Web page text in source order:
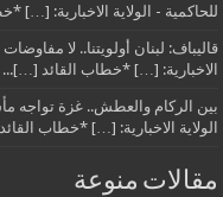
للحاكمية - الولاية الاخبارية: […]
قاليباف: لبنان أولويتنا.. لا
الاخبارية: […] *خطاب القائد […]...
بين الركام والعطش.. غزة تواجه
الولاية الاخبارية: […] *خطاب
مقالات منوعة